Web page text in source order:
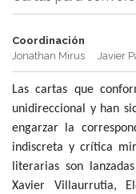
Coordinación
Jonathan Mirus
Javier
Las cartas que
unidireccional y han
engarzar la
indiscreta y crítica
literarias son
Xavier Villaurrutia,